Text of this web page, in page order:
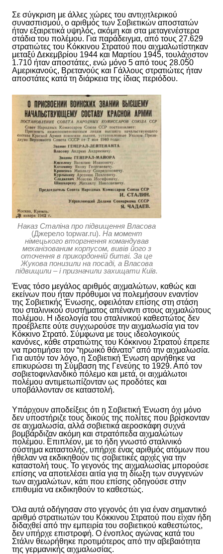
Σε σύγκριση με άλλες χώρες του αντιχιτλερικού
συνασπισμού, ο αριθμός των Σοβιετικών αποστατών
ήταν εξαιρετικά υψηλός, ακόμη και στα μεταγενέστερα
στάδια του πολέμου. Για παράδειγμα, από τους 27.629
στρατιώτες του Κόκκινου Στρατού που αιχμαλωτίστηκαν
μεταξύ Δεκεμβρίου 1944 και Μαρτίου 1945, τουλάχιστον
1.710 ήταν αποστάτες, ενώ μόνο 5 από τους 28.050
Αμερικανούς, Βρετανούς και Γάλλους στρατιώτες ήταν
αποστάτες κατά τη διάρκεια της ίδιας περιόδου.
Наказ Сталіна про підвищення Власова
(Джерело topwar.ru). На момент
німецького вторгнення командував
механізованим корпусом, вивів його з
оточення в прикордонній битві. За це
Жукова понизили на посаді, а Власова
підвищили – і призначили захищати Київ.
Ένας τόσο μεγάλος αριθμός αιχμαλώτων, καθώς και
εκείνων που ήταν πρόθυμοι να πολεμήσουν εναντίον
της Σοβιετικής Ένωσης, οφειλόταν επίσης στη στάση
του σταλινικού συστήματος απέναντι στους αιχμαλώτους
πολέμου. Η ιδεολογία του σταλινικού καθεστώτος δεν
προέβλεπε ούτε συγχωρούσε την αιχμαλωσία για τον
Κόκκινο Στρατό. Σύμφωνα με τους ιδεολογικούς
κανόνες, κάθε στρατιώτης του Κόκκινου Στρατού έπρεπε
να προτιμήσει τον “ηρωικό θάνατο” από την αιχμαλωσία.
Για αυτόν τον λόγο, η Σοβιετική Ένωση αρνήθηκε να
επικυρώσει τη Σύμβαση της Γενεύης το 1929. Από τον
σοβιετοφινλανδικό πόλεμο και μετά, οι αιχμάλωτοι
πολέμου αντιμετωπίζονταν ως προδότες και
υποβάλλονταν σε καταστολή.
Υπάρχουν αποδείξεις ότι η Σοβιετική Ένωση όχι μόνο
δεν υποστήριζε τους δικούς της πολίτες που βρίσκονταν
σε αιχμαλωσία, αλλά σοβιετικά αεροσκάφη συχνά
βομβάρδιζαν ακόμη και στρατόπεδα αιχμαλώτων
πολέμου. Επιπλέον, με το ήδη γνωστό σταλινικό
σύστημα καταστολής, υπήρχε ένας αριθμός ατόμων που
ήθελαν να εκδικηθούν τις σοβιετικές αρχές για την
καταστολή τους. Το γεγονός της αιχμαλωσίας μπορούσε
επίσης να αποτελέσει αιτία για τη δίωξη των συγγενών
των αιχμαλώτων, κάτι που επίσης οδηγούσε στην
επιθυμία να εκδικηθούν το καθεστώς.
Όλα αυτά οδήγησαν στο γεγονός ότι για έναν σημαντικό
αριθμό στρατιωτών του Κόκκινου Στρατού που είχαν ήδη
διδαχθεί από την εμπειρία του σοβιετικού καθεστώτος,
δεν υπήρχε επιστροφή. Ο ένοπλος αγώνας κατά του
Στάλιν θεωρήθηκε προτιμότερος από την αβεβαιότητα
της γερμανικής αιχμαλωσίας.